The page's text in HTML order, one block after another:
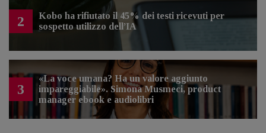
2
Kobo ha rifiutato il 45% dei testi ricevuti per
sospetto utilizzo dell’IA
3
«La voce umana? Ha un valore aggiunto
impareggiabile». Simona Musmeci, product
manager ebook e audiolibri